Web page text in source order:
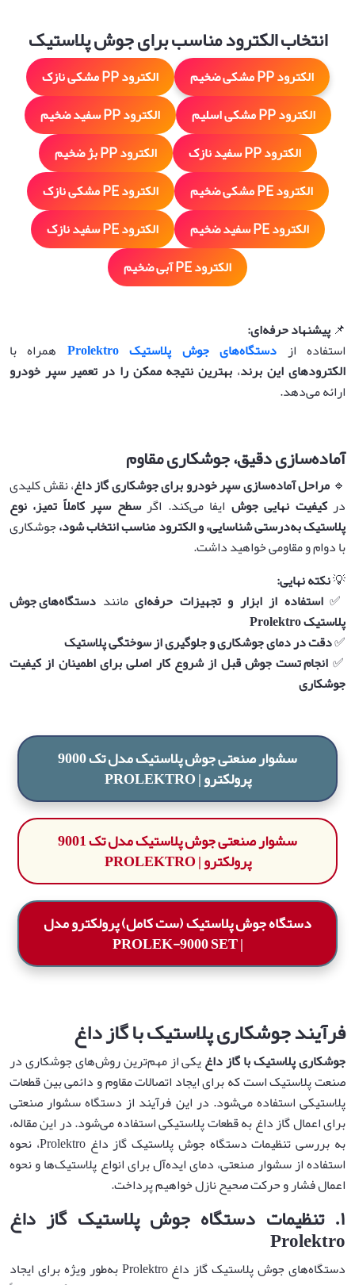
انتخاب الکترود مناسب برای جوش پلاستیک
الکترود PP مشکی ضخیم
الکترود PP مشکی نازک
الکترود PP مشکی اسلیم
الکترود PP سفید ضخیم
الکترود PP سفید نازک
الکترود PP بژ ضخیم
الکترود PE مشکی ضخیم
الکترود PE مشکی نازک
الکترود PE سفید ضخیم
الکترود PE سفید نازک
الکترود PE آبی ضخیم
📌پیشنهاد حرفه‌ای:
استفاده از دستگاه‌های جوش پلاستیک Prolektro
همراه با
الکترودهای این برند، بهترین نتیجه ممکن را در تعمیر سپر خودرو
ارائه می‌دهد.
آماده‌سازی دقیق، جوشکاری مقاوم
🔹 مراحل آماده‌سازی سپر خودرو برای جوشکاری گاز داغ، نقش کلیدی
درکیفیت نهایی جوش ایفا می‌کند. اگرسطح سپر کاملاً تمیز، نوع
پلاستیک به‌درستی شناسایی، و الکترود مناسب انتخاب شود،جوشکاری
با دوام و مقاومی خواهید داشت.
💡نکته نهایی:
✅استفاده از ابزار و تجهیزات حرفه‌ایمانند دستگاه‌های جوش
پلاستیک
✅دقت در دمای جوشکاری و جلوگیری از سوختگی پلاستیک
✅انجام تست جوش قبل از شروع کار اصلی برای اطمینان از کیفیت
جوشکاری
سشوار صنعتی جوش پلاستیک مدل تک 9000
پرولکترو | PROLEKTRO
سشوار صنعتی جوش پلاستیک مدل تک 9001
پرولکترو | PROLEKTRO
دستگاه جوش پلاستیک (ست کامل) پرولکترو مدل
| PROLEK-9000 SET
فرآیند جوشکاریپلاستیکبا گاز داغ
جوشکاری پلاستیک با گاز داغیکی از مهم‌ترین روش‌های جوشکاری در
صنعت پلاستیک است که برای ایجاد اتصالات مقاوم و دائمی بین قطعات
پلاستیکی استفاده می‌شود. در این فرآیند از دستگاه سشوار صنعتی
برای اعمال گاز داغ به قطعات پلاستیکی استفاده می‌شود. در این مقاله،
به بررسی تنظیمات دستگاه جوش پلاستیک گاز داغ Prolektro، نحوه
استفاده از سشوار صنعتی، دمای ایده‌آل برای انواع پلاستیک‌ها و نحوه
اعمال فشار و حرکت صحیح نازل خواهیم پرداخت.
۱.تنظیمات دستگاه جوش پلاستیک گاز داغ
Prolektro
دستگاه‌های جوش پلاستیک گاز داغ Prolektro به‌طور ویژه برای ایجاد